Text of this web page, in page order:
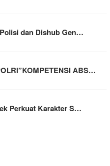
dan Dishub Gen…
ABS…
Perkuat Karakter S…